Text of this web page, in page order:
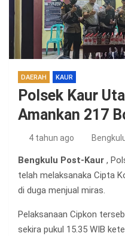
DAERAH KAUR
Polsek Kaur
Amankan 217
4 tahun ago
Bengkulu Post-Kaur ,
telah melaksanaka Cipta
di duga menjual miras.
Pelaksanaan Cipkon
sekira pukul 15.35 WIB